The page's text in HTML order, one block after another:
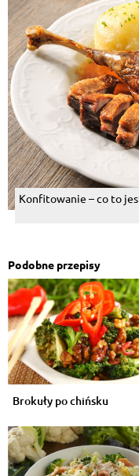
Konfitowanie – co to
Podobne przepisy
Brokuły po chińsku